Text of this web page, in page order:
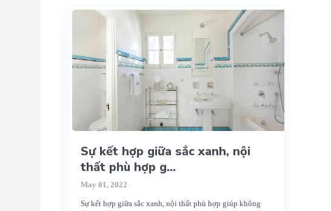
Sự kết hợp giữa sắc xanh, nội
thất phù hợp g...
May 01, 2022
Sự kết hợp giữa sắc xanh, nội thất phù hợp giúp không